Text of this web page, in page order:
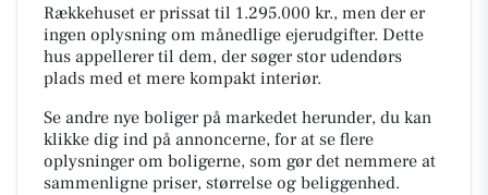
Rækkehuset er prissat til 1.295.000 kr., men der er
ingen oplysning om månedlige ejerudgifter. Dette
hus appellerer til dem, der søger stor udendørs
plads med et mere kompakt interiør.
Se andre nye boliger på markedet herunder, du kan
klikke dig ind på annoncerne, for at se flere
oplysninger om boligerne, som gør det nemmere at
sammenligne priser, størrelse og beliggenhed.